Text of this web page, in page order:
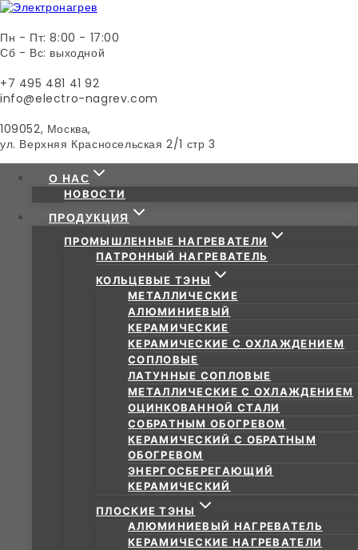
Пн - Пт: 8:00 - 17:00
Сб - Вс: выходной
+7 495 481 41 92
info@electro-nagrev.com
109052, Москва,
ул. Верхняя Красносельская 2/1 стр 3
О НАС
НОВОСТИ
ПРОДУКЦИЯ
ПРОМЫШЛЕННЫЕ НАГРЕВАТЕЛИ
ПАТРОННЫЙ НАГРЕВАТЕЛЬ
КОЛЬЦЕВЫЕ ТЭНЫ
МЕТАЛЛИЧЕСКИЕ
АЛЮМИНИЕВЫЙ
КЕРАМИЧЕСКИЕ
КЕРАМИЧЕСКИЕ С ОХЛАЖДЕНИЕМ
СОПЛОВЫЕ
ЛАТУННЫЕ СОПЛОВЫЕ
МЕТАЛЛИЧЕСКИЕ С ОХЛАЖДЕНИЕМ
ОЦИНКОВАННОЙ СТАЛИ
СОБРАТНЫМ ОБОГРЕВОМ
КЕРАМИЧЕСКИЙ С ОБРАТНЫМ
ОБОГРЕВОМ
ЭНЕРГОСБЕРЕГАЮЩИЙ
КЕРАМИЧЕСКИЙ
ПЛОСКИЕ ТЭНЫ
АЛЮМИНИЕВЫЙ НАГРЕВАТЕЛЬ
КЕРАМИЧЕСКИЕ НАГРЕВАТЕЛИ